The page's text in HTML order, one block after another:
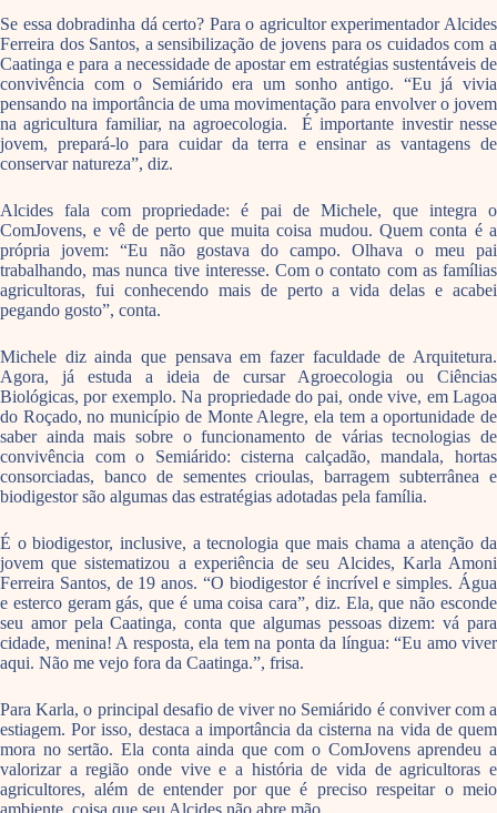
Se essa dobradinha dá certo? Para o agricultor experimentador Alcides
Ferreira dos Santos, a sensibilização de jovens para os cuidados com a
Caatinga e para a necessidade de apostar em estratégias sustentáveis de
convivência com o Semiárido era um sonho antigo. “Eu já vivia
pensando na importância de uma movimentação para envolver o jovem
na agricultura familiar, na agroecologia. É importante investir nesse
jovem, prepará-lo para cuidar da terra e ensinar as vantagens de
conservar natureza”, diz.
Alcides fala com propriedade: é pai de Michele, que integra o
ComJovens, e vê de perto que muita coisa mudou. Quem conta é a
própria jovem: “Eu não gostava do campo. Olhava o meu pai
trabalhando, mas nunca tive interesse. Com o contato com as famílias
agricultoras, fui conhecendo mais de perto a vida delas e acabei
pegando gosto”, conta.
Michele diz ainda que pensava em fazer faculdade de Arquitetura.
Agora, já estuda a ideia de cursar Agroecologia ou Ciências
Biológicas, por exemplo. Na propriedade do pai, onde vive, em Lagoa
do Roçado, no município de Monte Alegre, ela tem a oportunidade de
saber ainda mais sobre o funcionamento de várias tecnologias de
convivência com o Semiárido: cisterna calçadão, mandala, hortas
consorciadas, banco de sementes crioulas, barragem subterrânea e
biodigestor são algumas das estratégias adotadas pela família.
É o biodigestor, inclusive, a tecnologia que mais chama a atenção da
jovem que sistematizou a experiência de seu Alcides, Karla Amoni
Ferreira Santos, de 19 anos. “O biodigestor é incrível e simples. Água
e esterco geram gás, que é uma coisa cara”, diz. Ela, que não esconde
seu amor pela Caatinga, conta que algumas pessoas dizem: vá para
cidade, menina! A resposta, ela tem na ponta da língua: “Eu amo viver
aqui. Não me vejo fora da Caatinga.”, frisa.
Para Karla, o principal desafio de viver no Semiárido é conviver com a
estiagem. Por isso, destaca a importância da cisterna na vida de quem
mora no sertão. Ela conta ainda que com o ComJovens aprendeu a
valorizar a região onde vive e a história de vida de agricultoras e
agricultores, além de entender por que é preciso respeitar o meio
ambiente, coisa que seu Alcides não abre mão.